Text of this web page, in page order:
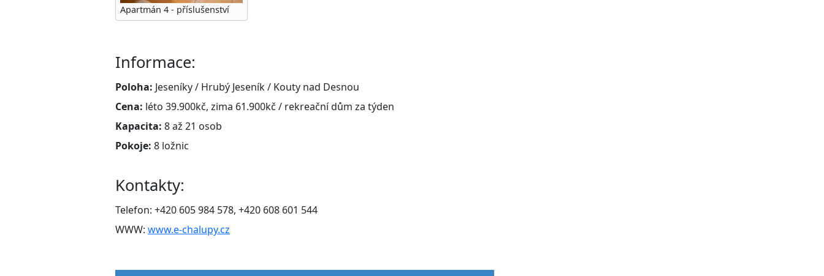
Apartmán 4 - příslušenství
Informace:
Poloha: Jeseníky / Hrubý Jeseník / Kouty nad Desnou
Cena: léto 39.900kč, zima 61.900kč / rekreační dům za týden
Kapacita: 8 až 21 osob
Pokoje: 8 ložnic
Kontakty:
Telefon: +420 605 984 578, +420 608 601 544
WWW: www.e-chalupy.cz